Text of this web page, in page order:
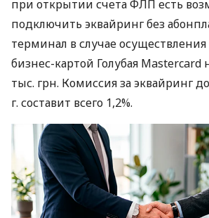
при открытии счета ФЛП есть
подключить эквайринг без
терминал в случае осуществления
бизнес-картой Голубая Mastercard
тыс. грн. Комиссия за эквайринг
г. составит всего 1,2%.